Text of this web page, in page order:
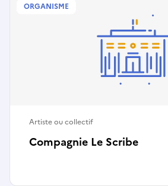
Compagnie Le Scribe
Artiste ou collectif
ORGANISME